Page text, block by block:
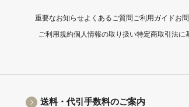
重要なお知らせよくあるご質問ご利用ガイドお
ご利用規約個人情報の取り扱い特定商取引法に
送料・代引手数料のご案内